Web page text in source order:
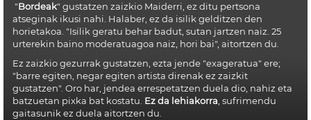
"Bordeak" gustatzen zaizkio Maiderri, ez ditu pertsona
atseginak ikusi nahi. Halaber, ez da isilik gelditzen den
horietakoa. "Isilik geratu behar badut, sutan jartzen naiz. 25
urterekin baino moderatuagoa naiz, hori bai", aitortzen du.
Ez zaizkio gezurrak gustatzen, ezta jende "exageratua" ere;
"barre egiten, negar egiten artista direnak ez zaizkit
gustatzen". Oro har, jendea errespetatzen duela dio, nahiz eta
batzuetan pixka bat kostatu. Ez da lehiakorra, sufrimendu
gaitasunik ez duela aitortzen du.